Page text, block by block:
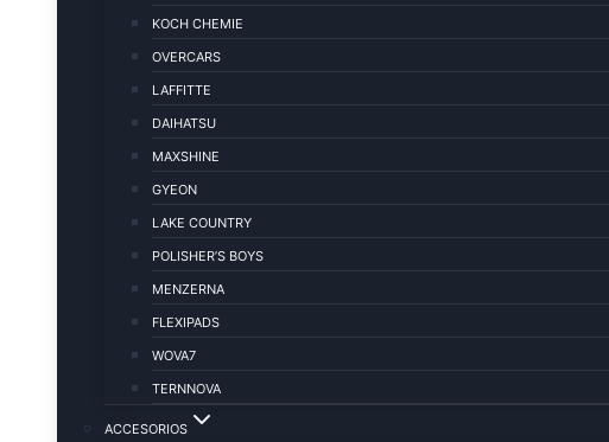
KOCH CHEMIE
OVERCARS
LAFFITTE
DAIHATSU
MAXSHINE
GYEON
LAKE COUNTRY
POLISHER’S BOYS
MENZERNA
FLEXIPADS
WOVA7
TERNNOVA
ACCESORIOS